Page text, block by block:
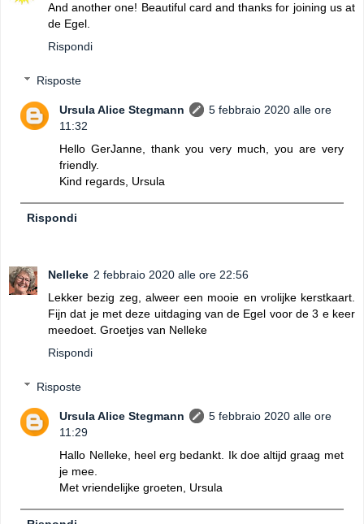
And another one! Beautiful card and thanks for joining us at
de Egel.
Rispondi
Risposte
Ursula Alice Stegmann
5 febbraio 2020 alle ore
11:32
Hello GerJanne, thank you very much, you are very
friendly.
Kind regards, Ursula
Rispondi
Nelleke 2 febbraio 2020 alle ore 22:56
Lekker bezig zeg, alweer een mooie en vrolijke kerstkaart.
Fijn dat je met deze uitdaging van de Egel voor de 3 e keer
meedoet. Groetjes van Nelleke
Rispondi
Risposte
Ursula Alice Stegmann
5 febbraio 2020 alle ore
11:29
Hallo Nelleke, heel erg bedankt. Ik doe altijd graag met
je mee.
Met vriendelijke groeten, Ursula